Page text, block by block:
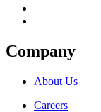
Company
About Us
Careers